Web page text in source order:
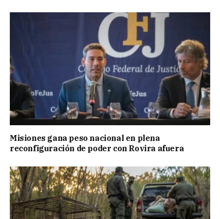
Misiones gana peso nacional en plena
reconfiguración de poder con Rovira afuera